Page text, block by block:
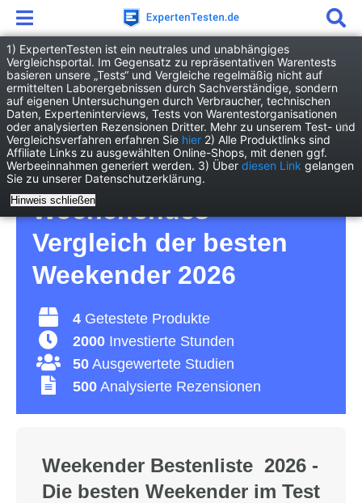
Freizeit
Outdoor & Camping
Weekender
Weekender Test – für
das Gepäck eines
Wochenendes –
Vergleich der besten
Weekender 2026
4 Getestete Produkte
2000 Investierte Stunden
50 Ausgewertete Studien
500 Analysierte Rezensionen
Weekender Bestenliste 2026 -
Die besten Weekender im Test
1) ExpertenTesten ist ein neutrales und unabhängiges
Vergleichsportal. Im Gegensatz zu repräsentativen Warentests
basieren unsere „Tests“ und Vergleiche regelmäßig nicht auf
ermittelten Laborergebnissen durch Sachverständige, sondern
auf eigenen Untersuchungen durch Verbraucher, technischen
Daten, Experteninterviews, Tests von Warentestorganisationen
oder analysierten Rezensionen Dritter. Mehr zu unserem Test- und
Vergleichsverfahren erfahren Sie hier 2) Alle Produktlinks sind
Affiliate Links zu ausgewählten Online-Shops, mit denen ggf.
Werbeeinnahmen generiert werden. 3) Über diesen Link gelangen
Sie zu unserer Datenschutzerklärung.
Hinweis schließen